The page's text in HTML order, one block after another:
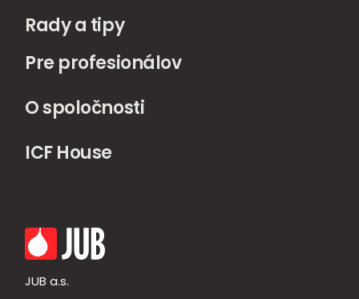
Rady a tipy
Pre profesionálov
O spoločnosti
ICF House
JUB a.s.